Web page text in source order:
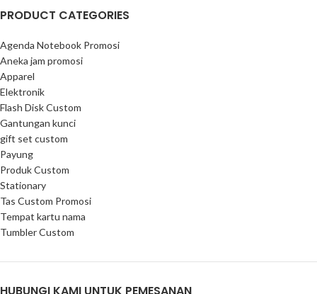
PRODUCT CATEGORIES
Agenda Notebook Promosi
Aneka jam promosi
Apparel
Elektronik
Flash Disk Custom
Gantungan kunci
gift set custom
Payung
Produk Custom
Stationary
Tas Custom Promosi
Tempat kartu nama
Tumbler Custom